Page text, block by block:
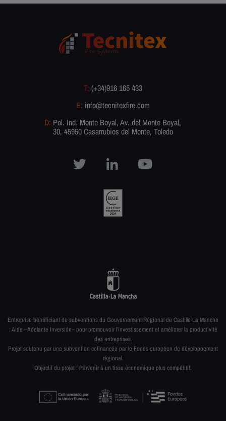
T: (+34)916 165 433
E: info@tecnitexfire.com
D: Pol. Ind. Monte Boyal, Av. del Monte Boyal,
30, 45950 Casarrubios del Monte, Toledo
Entreprise bénéficiant de subventions du Gouvernement Régional de Castille-La Manche
: Aide –Adelante Inversión– pour promouvoir l’investissement et améliorer la productivité
des entreprises.
Projet soutenu par une subvention cofinancée par le Fonds européen de développement
régional.
Objectif du projet : Parvenir à un tissu économique plus compétitif.